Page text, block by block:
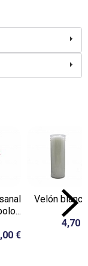
€
Velón blanco
4,70 €